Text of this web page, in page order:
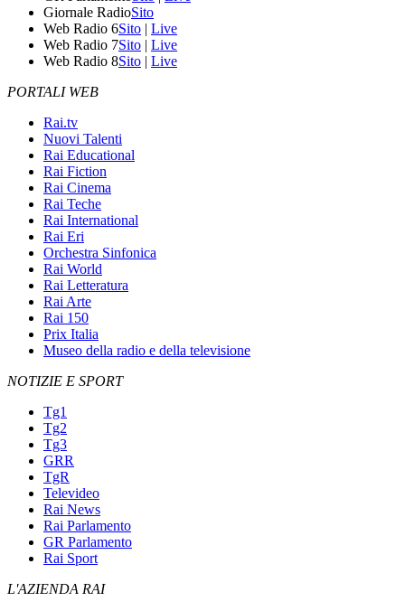
Giornale RadioSito
Web Radio 6Sito | Live
Web Radio 7Sito | Live
Web Radio 8Sito | Live
PORTALI WEB
Rai.tv
Nuovi Talenti
Rai Educational
Rai Fiction
Rai Cinema
Rai Teche
Rai International
Rai Eri
Orchestra Sinfonica
Rai World
Rai Letteratura
Rai Arte
Rai 150
Prix Italia
Museo della radio e della televisione
NOTIZIE E SPORT
Tg1
Tg2
Tg3
GRR
TgR
Televideo
Rai News
Rai Parlamento
GR Parlamento
Rai Sport
L'AZIENDA RAI